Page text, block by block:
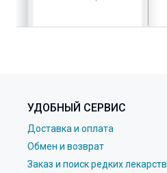
УДОБНЫЙ СЕРВИС
Доставка и оплата
Обмен и возврат
Заказ и поиск редких лекарств